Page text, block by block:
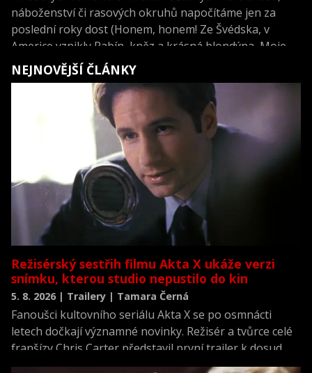
náboženství či rasových okruhů napočítáme jen za
poslední roky dost (Honem, honem! Ze Švédska, v
Americe vznikly Rabín, kněz a krásná blondýna, Moje
tlustá řecká svatba nebo Mambo Italiano)
NEJNOVĚJŠÍ ČLÁNKY
Režisérský sestřih filmu Akta X ukáže verzi
snímku, kterou studio nepustilo do kin
5. 8. 2026 | Trailery | Tamara Černá
Fanoušci kultovního seriálu Akta X se po osmnácti
letech dočkají významné novinky. Režisér a tvůrce celé
franšízy Chris Carter představil první trailer k dosud
neviděné režisérské verzi filmu Akta X: Chci uvěřit.